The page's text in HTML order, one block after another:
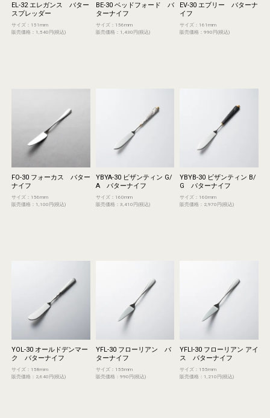
EL-32 エレガンス バター
スプレッダー
サイズ：151mm
販売価格：1,540円(税込)
BE-30 ベッドフォード バ
ターナイフ
サイズ：156mm
販売価格：1,430円(税込)
EV-30 エブリー バターナ
イフ
サイズ：161mm
販売価格：990円(税込)
FO-30 フォーカス バター
ナイフ
サイズ：156mm
販売価格：1,100円(税込)
YBYA-30 ビザンティン G/
A バターナイフ
サイズ：160mm
販売価格：3,410円(税込)
YBYB-30 ビザンティン B/
G バターナイフ
サイズ：160mm
販売価格：2,970円(税込)
YOL-30 オールドデンマー
ク バターナイフ
サイズ：158mm
販売価格：2,640円(税込)
YFL-30 フローリアン バ
ターナイフ
サイズ：155mm
販売価格：990円(税込)
YFLI-30 フローリアン アイ
ス バターナイフ
サイズ：155mm
販売価格：1,210円(税込)